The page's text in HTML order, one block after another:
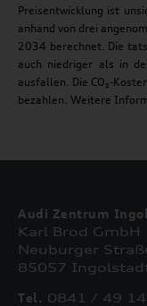
Preisentwicklung ist
anhand von drei
2034 berechnet. Die
auch niedriger als in
ausfallen. Die CO₂-
bezahlen. Weitere
Audi Zentrum
Karl Brod GmbH
Neuburger
85057
Tel. 0841 / 49